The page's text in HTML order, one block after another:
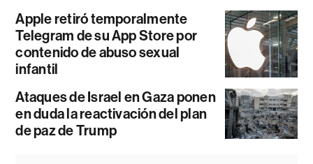
Apple retiró temporalmente
Telegram de su App Store por
contenido de abuso sexual
infantil
Ataques de Israel en Gaza ponen
en duda la reactivación del plan
de paz de Trump